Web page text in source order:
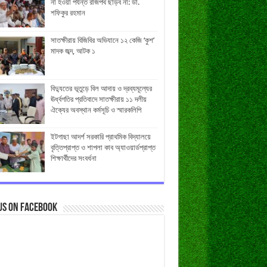
না হওয়া পর্যন্ত রাজপথ ছাড়ব না: ডা.
শফিকুর রহমান
সাতক্ষীরায় বিজিবির অভিযানে ১২ কেজি ‘কুশ’
মাদক জব্দ, আটক ১
বিদ্যুতের ভূতুড়ে বিল আদায় ও দ্রব্যমূল্যের
ঊর্ধ্বগতির প্রতিবাদে সাতক্ষীরায় ১১ দলীয়
ঐক্যের অবস্থান কর্মসূচি ও স্মারকলিপি
ইটগাছা আদর্শ সরকারি প্রাথমিক বিদ্যালয়ে
বৃত্তিপ্রাপ্ত ও শাপলা কাব অ্যাওয়ার্ডপ্রাপ্ত
শিক্ষার্থীদের সংবর্ধনা
on Facebook